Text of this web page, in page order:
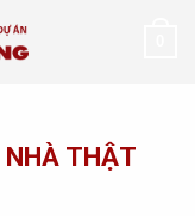
NHÀ THẬT